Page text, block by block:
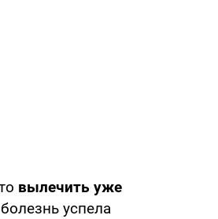
вылечить уже
успела